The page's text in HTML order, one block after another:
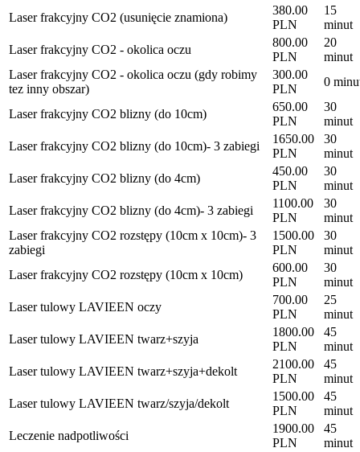
Laser frakcyjny CO2 (usunięcie znamiona)
380.00
PLN
15
minut
Laser frakcyjny CO2 - okolica oczu
800.00
PLN
20
minut
Laser frakcyjny CO2 - okolica oczu (gdy robimy
tez inny obszar)
300.00
PLN
0
Laser frakcyjny CO2 blizny (do 10cm)
650.00
PLN
30
minut
Laser frakcyjny CO2 blizny (do 10cm)- 3 zabiegi
1650.00
PLN
30
minut
Laser frakcyjny CO2 blizny (do 4cm)
450.00
PLN
30
minut
Laser frakcyjny CO2 blizny (do 4cm)- 3 zabiegi
1100.00
PLN
30
minut
Laser frakcyjny CO2 rozstępy (10cm x 10cm)- 3
zabiegi
1500.00
PLN
30
minut
Laser frakcyjny CO2 rozstępy (10cm x 10cm)
600.00
PLN
30
minut
Laser tulowy LAVIEEN oczy
700.00
PLN
25
minut
Laser tulowy LAVIEEN twarz+szyja
1800.00
PLN
45
minut
Laser tulowy LAVIEEN twarz+szyja+dekolt
2100.00
PLN
45
minut
Laser tulowy LAVIEEN twarz/szyja/dekolt
1500.00
PLN
45
minut
Leczenie nadpotliwości
1900.00
PLN
45
minut